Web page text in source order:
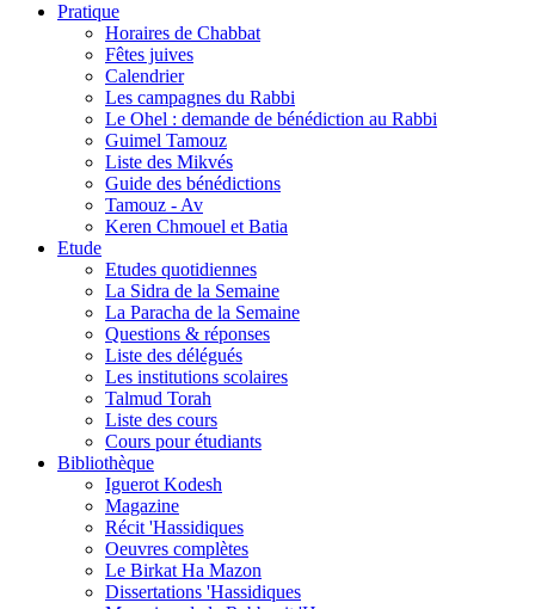
Pratique
Horaires de Chabbat
Fêtes juives
Calendrier
Les campagnes du Rabbi
Le Ohel : demande de bénédiction au Rabbi
Guimel Tamouz
Liste des Mikvés
Guide des bénédictions
Tamouz - Av
Keren Chmouel et Batia
Etude
Etudes quotidiennes
La Sidra de la Semaine
La Paracha de la Semaine
Questions & réponses
Liste des délégués
Les institutions scolaires
Talmud Torah
Liste des cours
Cours pour étudiants
Bibliothèque
Iguerot Kodesh
Magazine
Récit 'Hassidiques
Oeuvres complètes
Le Birkat Ha Mazon
Dissertations 'Hassidiques